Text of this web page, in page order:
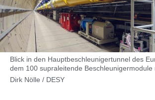
Blick in den Hauptbeschleunigertunnel des
dem 100 supraleitende Beschleunigermodule
Dirk Nölle / DESY